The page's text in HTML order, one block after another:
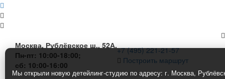
Мы открыли новую детейлинг-студию по адресу: г. Москва,
Москва, Рублёвское ш., 52А.
Пн-пт: 10:00-18:00;
сб: 10:00-16:00
+7 (495) 221-21-57
Построить маршрут